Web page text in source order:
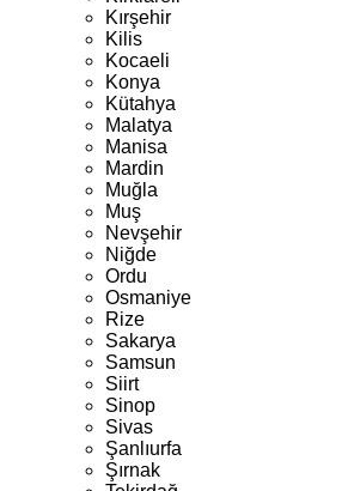
Kırşehir
Kilis
Kocaeli
Konya
Kütahya
Malatya
Manisa
Mardin
Muğla
Muş
Nevşehir
Niğde
Ordu
Osmaniye
Rize
Sakarya
Samsun
Siirt
Sinop
Sivas
Şanlıurfa
Şırnak